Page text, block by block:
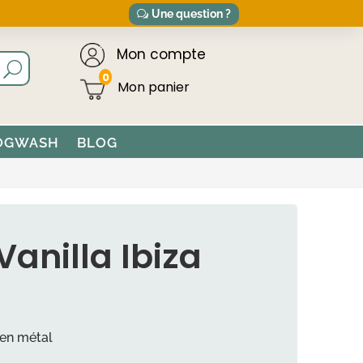
Une question ?
Mon compte
0
BLOG
Ibiza
métal